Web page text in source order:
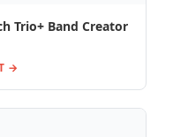
Trio+ Band Creator
→